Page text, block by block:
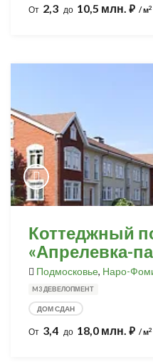
От 2,3 до 10,5 млн. ⃏ / м2
Коттеджный
«Апрелевка-
Подмосковье, Наро-
M3 ДЕВЕЛОПМЕНТ
ДОМ СДАН
От 3,4 до 18,0 млн. ⃏ / м2